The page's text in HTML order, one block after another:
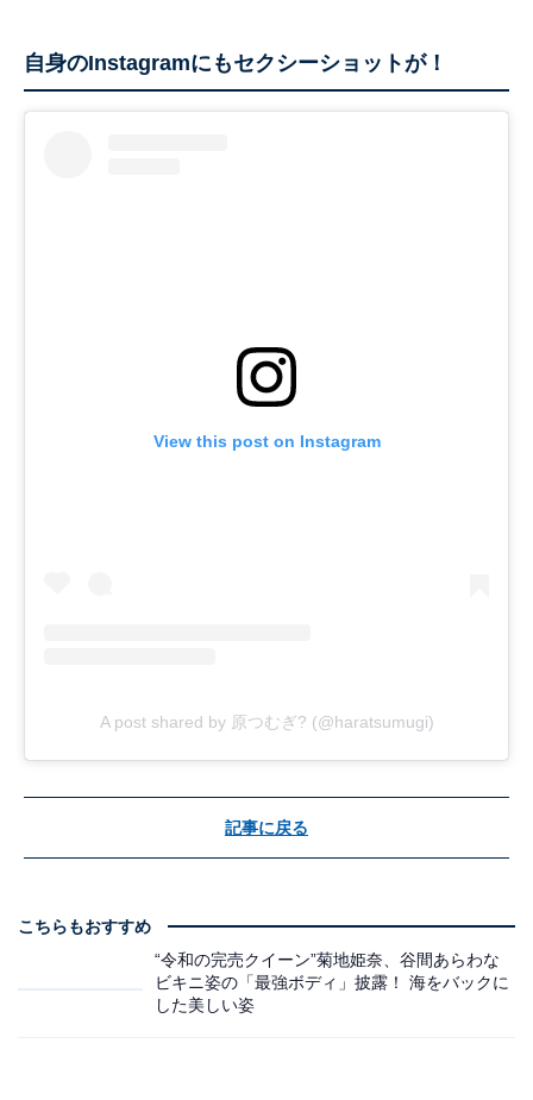
自身のInstagramにもセクシーショットが！
View this post on Instagram
A post shared by 原つむぎ? (@haratsumugi)
記事に戻る
こちらもおすすめ
“令和の完売クイーン”菊地姫奈、谷間あらわな
ビキニ姿の「最強ボディ」披露！ 海をバックに
した美しい姿